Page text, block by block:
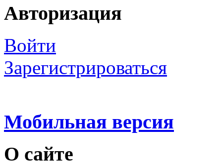
Авторизация
Войти
Зарегистрироваться
Мобильная версия
О сайте